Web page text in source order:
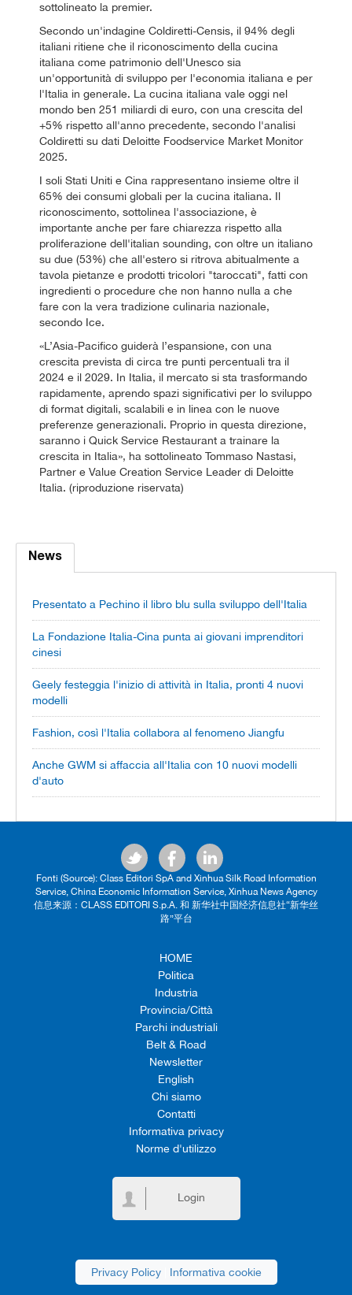
sottolineato la premier.
Secondo un'indagine Coldiretti-Censis, il 94% degli
italiani ritiene che il riconoscimento della cucina
italiana come patrimonio dell'Unesco sia
un'opportunità di sviluppo per l'economia italiana e per
l'Italia in generale. La cucina italiana vale oggi nel
mondo ben 251 miliardi di euro, con una crescita del
+5% rispetto all'anno precedente, secondo l'analisi
Coldiretti su dati Deloitte Foodservice Market Monitor
2025.
I soli Stati Uniti e Cina rappresentano insieme oltre il
65% dei consumi globali per la cucina italiana. Il
riconoscimento, sottolinea l'associazione, è
importante anche per fare chiarezza rispetto alla
proliferazione dell'italian sounding, con oltre un italiano
su due (53%) che all'estero si ritrova abitualmente a
tavola pietanze e prodotti tricolori "taroccati", fatti con
ingredienti o procedure che non hanno nulla a che
fare con la vera tradizione culinaria nazionale,
secondo Ice.
«L’Asia-Pacifico guiderà l’espansione, con una
crescita prevista di circa tre punti percentuali tra il
2024 e il 2029. In Italia, il mercato si sta trasformando
rapidamente, aprendo spazi significativi per lo sviluppo
di format digitali, scalabili e in linea con le nuove
preferenze generazionali. Proprio in questa direzione,
saranno i Quick Service Restaurant a trainare la
crescita in Italia», ha sottolineato Tommaso Nastasi,
Partner e Value Creation Service Leader di Deloitte
Italia. (riproduzione riservata)
News
Presentato a Pechino il libro blu sulla sviluppo dell'Italia
La Fondazione Italia-Cina punta ai giovani imprenditori
cinesi
Geely festeggia l'inizio di attività in Italia, pronti 4 nuovi
modelli
Fashion, così l'Italia collabora al fenomeno Jiangfu
Anche GWM si affaccia all'Italia con 10 nuovi modelli
d'auto
Fonti (Source): Class Editori SpA and Xinhua Silk Road Information
Service, China Economic Information Service, Xinhua News Agency
信息来源：CLASS EDITORI S.p.A. 和 新华社中国经济信息社“新华丝
路”平台
HOME
Politica
Industria
Provincia/Città
Parchi industriali
Belt & Road
Newsletter
English
Chi siamo
Contatti
Informativa privacy
Norme d'utilizzo
Login
Privacy Policy| Informativa cookie